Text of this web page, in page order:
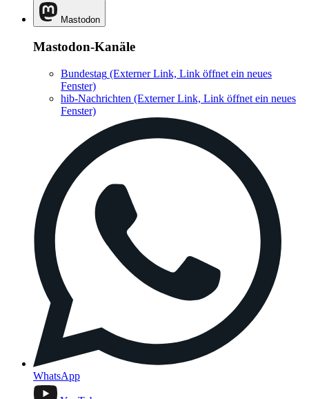
Mastodon
Mastodon-Kanäle
Bundestag (Externer Link, Link öffnet ein neues
Fenster)
hib-Nachrichten (Externer Link, Link öffnet ein neues
Fenster)
WhatsApp